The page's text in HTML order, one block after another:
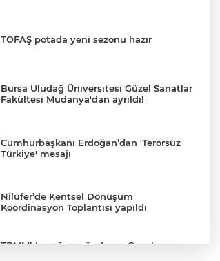
TOFAŞ potada yeni sezonu hazır
Bursa Uludağ Üniversitesi Güzel Sanatlar
Fakültesi Mudanya'dan ayrıldı!
Cumhurbaşkanı Erdoğan’dan 'Terörsüz
Türkiye' mesajı
Nilüfer’de Kentsel Dönüşüm
Koordinasyon Toplantısı yapıldı
TBMM’de yoğun gündem... Çocuk